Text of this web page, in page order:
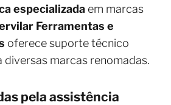
especializada em marcas
Ferramentas e
oferece suporte técnico
diversas marcas renomadas.
pela assistência